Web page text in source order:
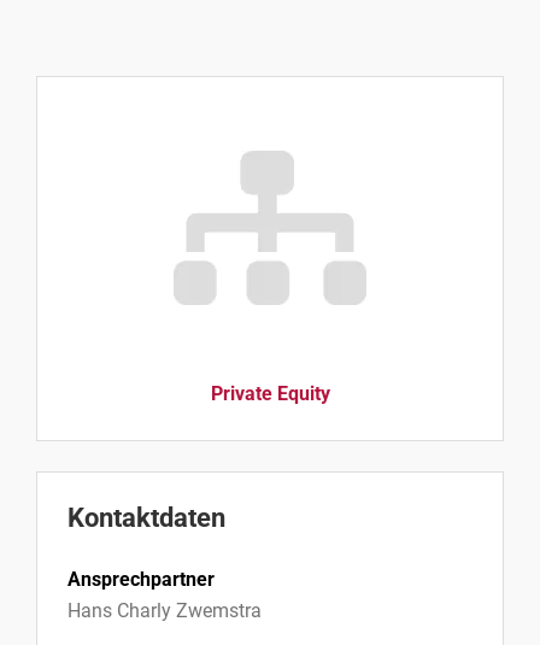
Private Equity
Kontaktdaten
Ansprechpartner
Hans Charly Zwemstra